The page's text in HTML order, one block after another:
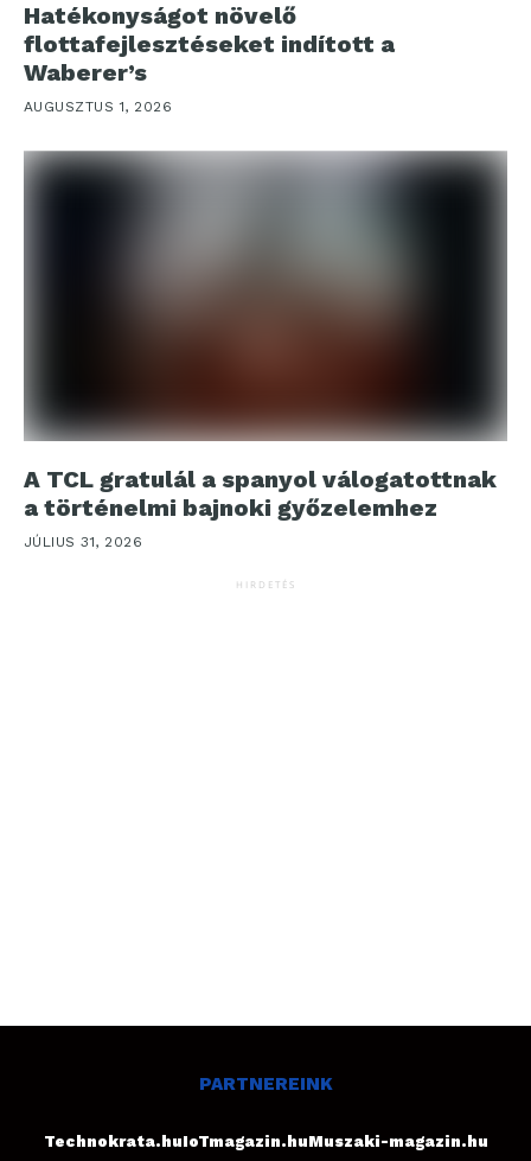
Hatékonyságot növelő
flottafejlesztéseket indított a
Waberer’s
AUGUSZTUS 1, 2026
A TCL gratulál a spanyol válogatottnak
a történelmi bajnoki győzelemhez
JÚLIUS 31, 2026
HIRDETÉS
PARTNEREINK
Technokrata.huIoTmagazin.huMuszaki-magazin.hu